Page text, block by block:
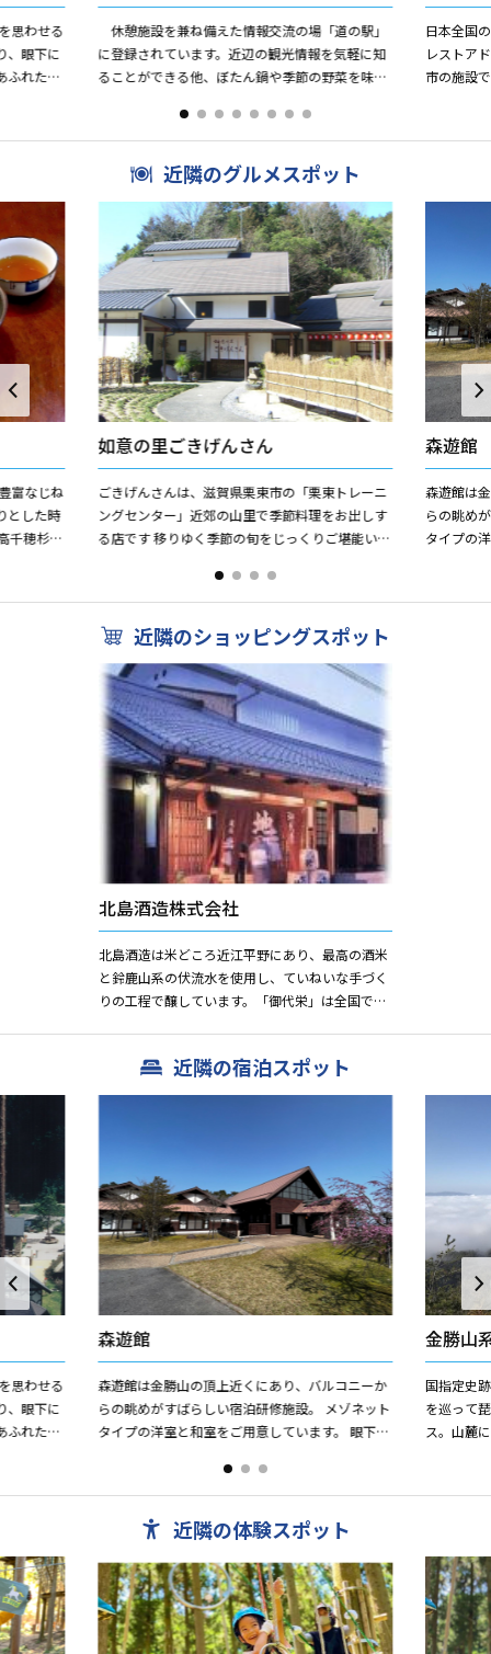
思わせる
、眼下に
ふれた宿
休憩施設を兼ね備えた情報交流の場「道の駅」
に登録されています。近辺の観光情報を気軽に知
ることができる他、ぼたん鍋や季節の野菜を味わ
のいちじくを使ったジャム...
日本全国
レストア
市の施設
近隣のグルメスポット
富なじね
とした時
千穂杉で
如意の里ごきげんさん
ごきげんさんは、滋賀県栗東市の「栗東トレーニ
ングセンター」近郊の山里で季節料理をお出しす
る店です 移りゆく季節の旬をじっくりご堪能いた
さちを存分に味わって...
森遊館
森遊館は
らの眺めが
タイプの
近隣のショッピングスポット
北島酒造株式会社
北島酒造は米どころ近江平野にあり、最高の酒米
と鈴鹿山系の伏流水を使用し、ていねいな手づく
りの工程で醸しています。「御代栄」は全国でも
近隣の宿泊スポット
思わせる
、眼下に
ふれた宿
森遊館
森遊館は金勝山の頂上近くにあり、バルコニーか
らの眺めがすばらしい宿泊研修施設。 メゾネット
タイプの洋室と和室をご用意しています。 眼下に
金勝山
国指定史
を巡って
ス。山麓
近隣の体験スポット